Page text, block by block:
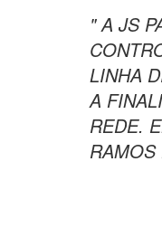
" A JS
LINHA
A
REDE.
RAMOS